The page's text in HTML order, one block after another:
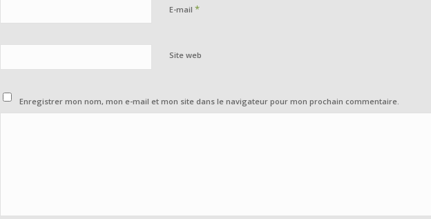
E-mail *
Site web
Enregistrer mon nom, mon e-mail et mon site dans le navigateur pour mon prochain commentaire.